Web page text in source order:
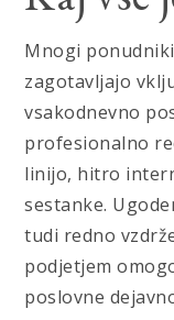
Mnogi
zagotavljajo
vsakodnevno
profesionalno
linijo, hitro
sestanke.
tudi redno
podjetjem
poslovne